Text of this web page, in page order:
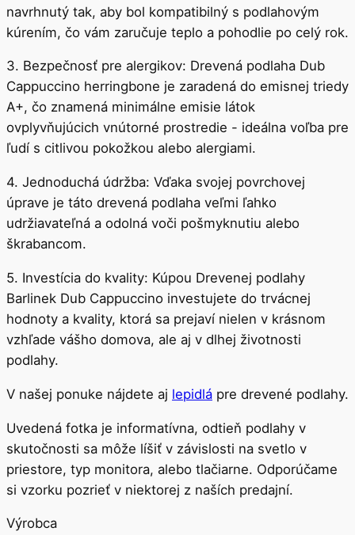
navrhnutý tak, aby bol kompatibilný s podlahovým
kúrením, čo vám zaručuje teplo a pohodlie po celý rok.
3. Bezpečnosť pre alergikov: Drevená podlaha Dub
Cappuccino herringbone je zaradená do emisnej triedy
A+, čo znamená minimálne emisie látok
ovplyvňujúcich vnútorné prostredie - ideálna voľba pre
ľudí s citlivou pokožkou alebo alergiami.
4. Jednoduchá údržba: Vďaka svojej povrchovej
úprave je táto drevená podlaha veľmi ľahko
udržiavateľná a odolná voči pošmyknutiu alebo
škrabancom.
5. Investícia do kvality: Kúpou Drevenej podlahy
Barlinek Dub Cappuccino investujete do trvácnej
hodnoty a kvality, ktorá sa prejaví nielen v krásnom
vzhľade vášho domova, ale aj v dlhej životnosti
podlahy.
V našej ponuke nájdete aj lepidlá pre drevené podlahy.
Uvedená fotka je informatívna, odtieň podlahy v
skutočnosti sa môže líšiť v závislosti na svetlo v
priestore, typ monitora, alebo tlačiarne. Odporúčame
si vzorku pozrieť v niektorej z naších predajní.
Výrobca